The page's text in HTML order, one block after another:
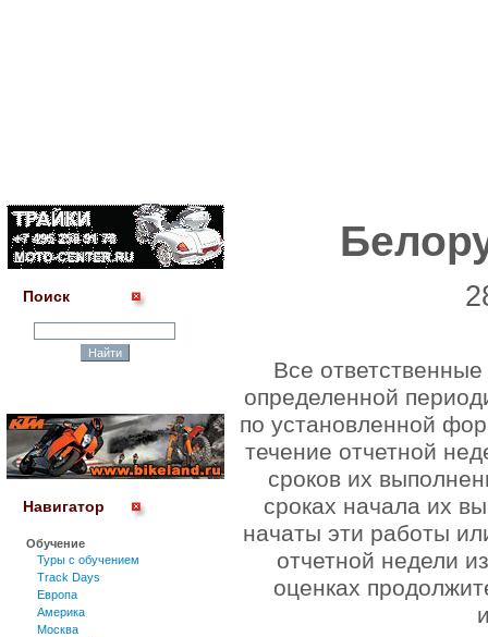
Поиск
Навигатор
Обучение
Туры c обучением
Track Days
Европа
Америка
Москва
Все
определенной
по установленной
течение отчетной
сроков их
сроках начала их
начаты эти работы
отчетной недели
оценках